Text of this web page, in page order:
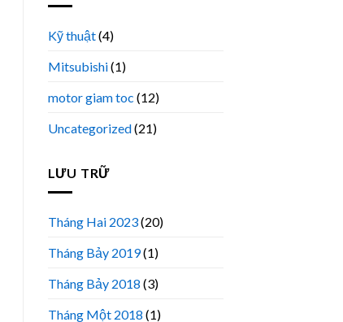
Kỹ thuật(4)
Mitsubishi(1)
motor giam toc (12)
Uncategorized(21)
LƯU TRỮ
Tháng Hai 2023(20)
Tháng Bảy 2019(1)
Tháng Bảy 2018 (3)
Tháng Một 2018 (1)